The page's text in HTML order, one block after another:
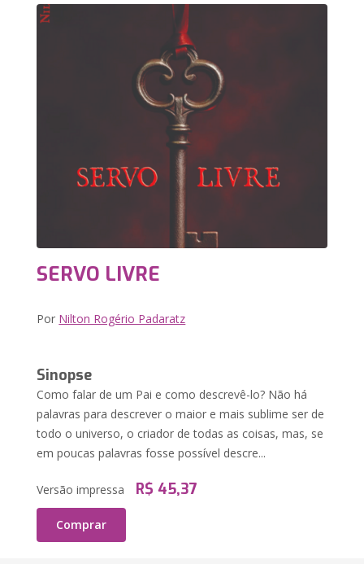
SERVO LIVRE
Por Nilton Rogério Padaratz
Sinopse
Como falar de um Pai e como descrevê-lo? Não há
palavras para descrever o maior e mais sublime ser de
todo o universo, o criador de todas as coisas, mas, se
em poucas palavras fosse possível descre...
Versão impressa R$ 45,37
Comprar